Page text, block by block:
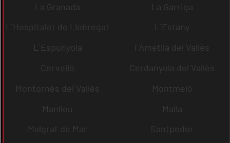
La Granada
La Garriga
L´Hospitalet de Llobregat
L´Estany
L´Espunyola
l´Ametlla del Vallès
Cervelló
Cerdanyola del Vallès
Montornès del Vallès
Montmeló
Manlleu
Malla
Malgrat de Mar
Santpedor